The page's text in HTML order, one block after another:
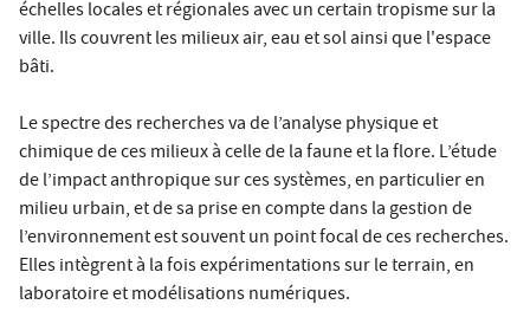
échelles locales et régionales avec un certain tropisme sur la
ville. Ils couvrent les milieux air, eau et sol ainsi que l'espace
bâti.
Le spectre des recherches va de l’analyse physique et
chimique de ces milieux à celle de la faune et la flore. L’étude
de l’impact anthropique sur ces systèmes, en particulier en
milieu urbain, et de sa prise en compte dans la gestion de
l’environnement est souvent un point focal de ces recherches.
Elles intègrent à la fois expérimentations sur le terrain, en
laboratoire et modélisations numériques.